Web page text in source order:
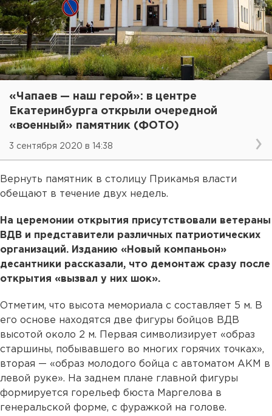
«Чапаев — наш герой»: в центре
Екатеринбурга открыли очередной
«военный» памятник (ФОТО)
3 сентября 2020 в 14:38
Вернуть памятник в столицу Прикамья власти
обещают в течение двух недель.
На церемонии открытия присутствовали ветераны
ВДВ и представители различных патриотических
организаций. Изданию «Новый компаньон»
десантники рассказали, что демонтаж сразу после
открытия «вызвал у них шок».
Отметим, что высота мемориала с составляет 5 м. В
его основе находятся две фигуры бойцов ВДВ
высотой около 2 м. Первая символизирует «образ
старшины, побывавшего во многих горячих точках»,
вторая — «образ молодого бойца с автоматом АКМ в
левой руке». На заднем плане главной фигуры
формируется горельеф бюста Маргелова в
генеральской форме, с фуражкой на голове.